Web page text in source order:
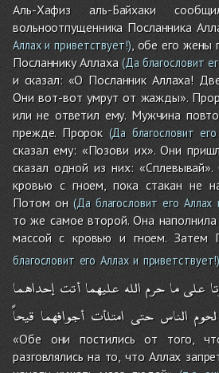
Аль-Хафиз аль-Байхаки
вольноотпущенника Посланника
Аллах и приветствует!), обе его жены
Посланнику Аллаха(Да благословит
и сказал: «О Посланник Аллаха!
Они вот-вот умрут от жажды».
или не ответил ему. Мужчина
прежде. Пророк(Да благословит
сказал ему: «Позови их». Они
сказал одной из них:
кровью с гноем, пока стакан не
Потом он(Да благословит его Аллах
то же самое второй. Она
массой с кровью и гноем. Затем
благословит его Аллах и приветствует!)
علىماحرماللهعليهماأتتإحداهما
لحوم الناس حتى امتلأت أجوافهما قيحاً
«Обе они постились от того,
разговлялись на то, что Аллах